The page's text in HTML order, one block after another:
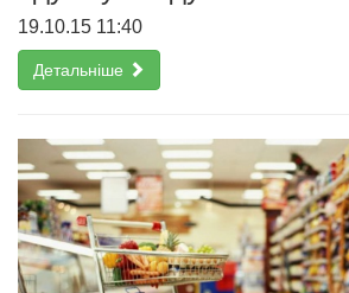
19.10.15 11:40
Детальніше